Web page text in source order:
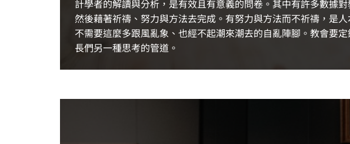
計學者的解讀與分析，是有效且有意義的問卷。其中有許多數據
然後藉著祈禱、努力與方法去完成。有努力與方法而不祈禱，是
不需要這麼多跟風亂象、也經不起潮來潮去的自亂陣腳。教會要
長們另一種思考的管道。